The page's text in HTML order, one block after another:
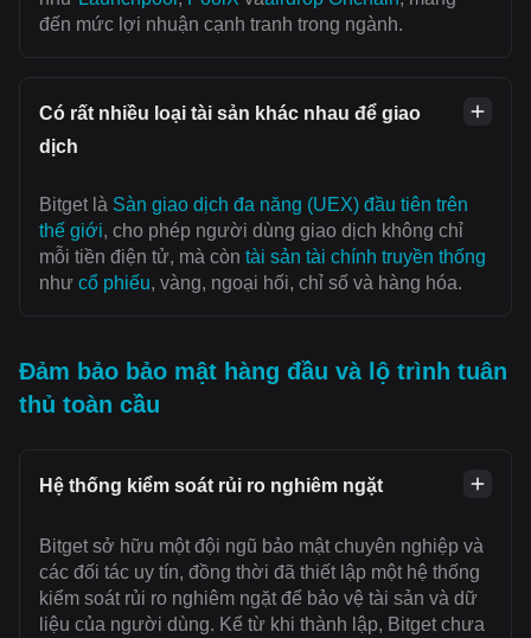
đến mức lợi nhuận cạnh tranh trong ngành.
Có rất nhiều loại tài sản khác nhau để giao
dịch
Bitget là Sàn giao dịch đa năng (UEX) đầu tiên trên
thế giới, cho phép người dùng giao dịch không chỉ
mỗi tiền điện tử, mà còn tài sản tài chính truyền thống
như cổ phiếu, vàng, ngoại hối, chỉ số và hàng hóa.
Đảm bảo bảo mật hàng đầu và lộ trình tuân
thủ toàn cầu
Hệ thống kiểm soát rủi ro nghiêm ngặt
Bitget sở hữu một đội ngũ bảo mật chuyên nghiệp và
các đối tác uy tín, đồng thời đã thiết lập một hệ thống
kiểm soát rủi ro nghiêm ngặt để bảo vệ tài sản và dữ
liệu của người dùng. Kể từ khi thành lập, Bitget chưa